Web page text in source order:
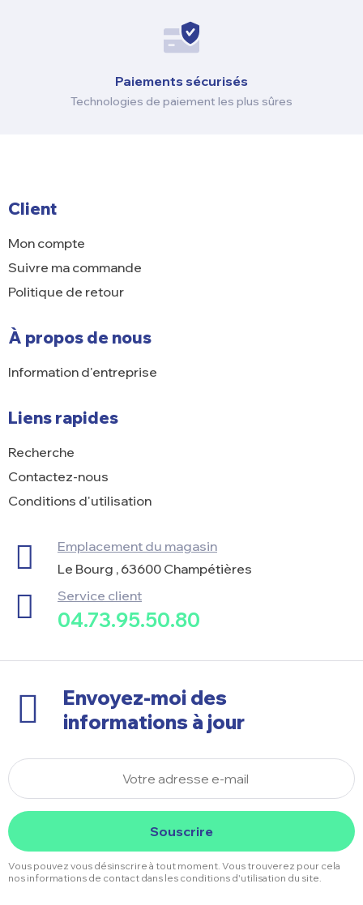
Paiements sécurisés
Technologies de paiement les plus sûres
Client
Mon compte
Suivre ma commande
Politique de retour
À propos de nous
Information d'entreprise
Liens rapides
Recherche
Contactez-nous
Conditions d'utilisation
Emplacement du magasin
Le Bourg , 63600 Champétières
Service client
04.73.95.50.80
Envoyez-moi des
informations à jour
Souscrire
Vous pouvez vous désinscrire à tout moment. Vous trouverez pour cela
nos informations de contact dans les conditions d'utilisation du site.